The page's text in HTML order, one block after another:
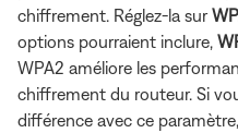
chiffrement. Réglez-la sur
options pourraient inclure,
WPA2 améliore les
chiffrement du routeur. Si
différence avec ce